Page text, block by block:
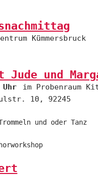
Kümmersbruck
Jude und
im Probenraum
10, 92245
und oder Tanz